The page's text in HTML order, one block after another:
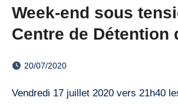
Week-end sous
Centre de Détention
20/07/2020
Vendredi 17 juillet 2020 vers 21h40 les agents